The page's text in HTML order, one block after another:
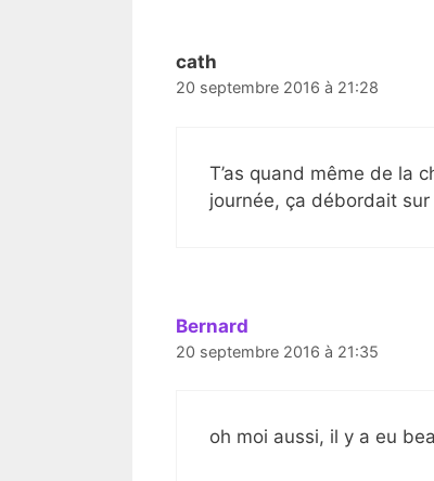
cath
20 septembre 2016 à 21:28
T’as quand même de la
journée, ça débordait sur
Bernard
20 septembre 2016 à 21:35
oh moi aussi, il y a eu